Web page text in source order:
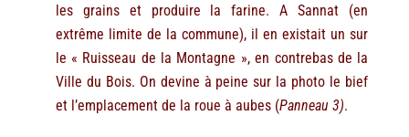
les grains et produire la farine. A Sannat (en
extrême limite de la commune), il en existait un sur
le « Ruisseau de la Montagne », en contrebas de la
Ville du Bois. On devine à peine sur la photo le bief
et l’emplacement de la roue à aubes (Panneau 3).